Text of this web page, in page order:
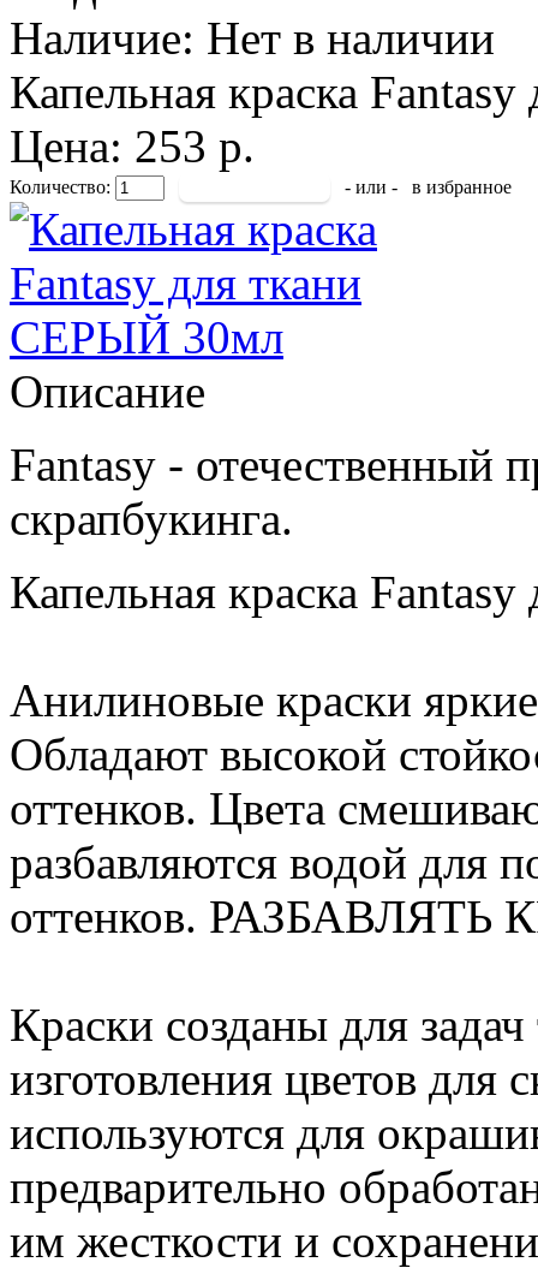
Наличие: Нет в наличии
Капельная краска
Цена: 253 р.
Количество: - или - в избранное
Описание
Fantasy - отечественный
скрапбукинга.
Капельная краска
Анилиновые краски
Обладают высокой
оттенков. Цвета
разбавляются водой для
оттенков.
Краски созданы для
изготовления цветов для
используются для
предварительно
им жесткости и